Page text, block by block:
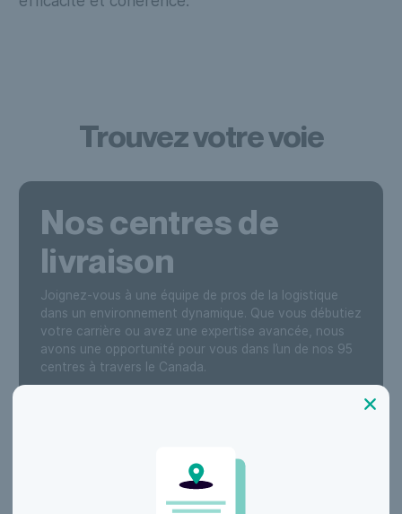
Trouvez votre voie
Nos centres de
livraison
Joignez-vous à une équipe de pros de la logistique
dans un environnement dynamique. Que vous débutiez
votre carrière ou avez une expertise avancée, nous
avons une opportunité pour vous dans l’un de nos 95
centres à travers le Canada.